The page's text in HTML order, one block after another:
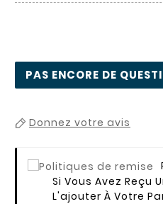
PAS ENCORE DE
Donnez votre avis
Si Vous Avez Reçu
L'ajouter À Votre